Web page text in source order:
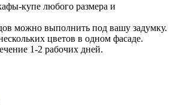
купе любого размера и
можно выполнить под вашу задумку.
цветов в одном фасаде.
1-2 рабочих дней.